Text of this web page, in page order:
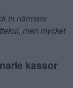
in närmare
men mycket
kassor